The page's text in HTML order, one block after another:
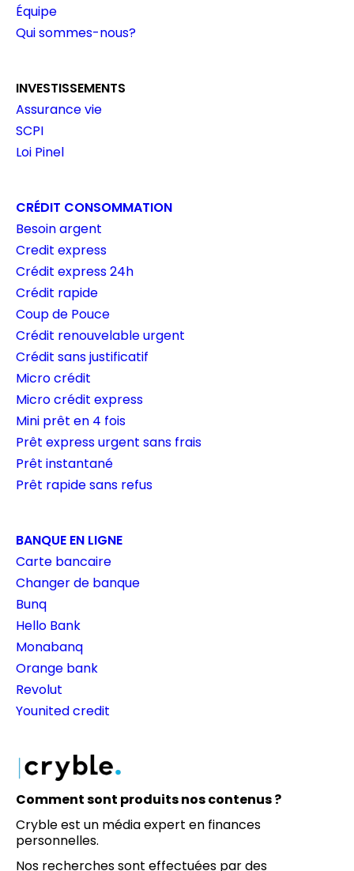
Équipe
Qui sommes-nous?
INVESTISSEMENTS
Assurance vie
SCPI
Loi Pinel
CRÉDIT CONSOMMATION
Besoin argent
Credit express
Crédit express 24h
Crédit rapide
Coup de Pouce
Crédit renouvelable urgent
Crédit sans justificatif
Micro crédit
Micro crédit express
Mini prêt en 4 fois
Prêt express urgent sans frais
Prêt instantané
Prêt rapide sans refus
BANQUE EN LIGNE
Carte bancaire
Changer de banque
Bunq
Hello Bank
Monabanq
Orange bank
Revolut
Younited credit
Comment sont produits nos contenus ?
Cryble est un média expert en finances
personnelles.
Nos recherches sont effectuées par des